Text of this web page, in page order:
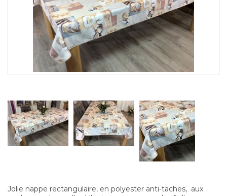
Jolie nappe rectangulaire, en polyester anti-taches, aux